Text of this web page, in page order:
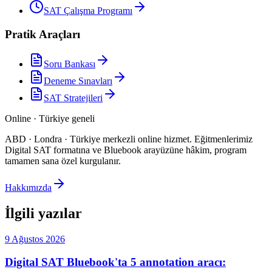
SAT Çalışma Programı
Pratik Araçları
Soru Bankası
Deneme Sınavları
SAT Stratejileri
Online · Türkiye geneli
ABD · Londra · Türkiye merkezli online hizmet. Eğitmenlerimiz
Digital SAT formatına ve Bluebook arayüzüne hâkim, program
tamamen sana özel kurgulanır.
Hakkımızda
İlgili yazılar
9 Ağustos 2026
Digital SAT Bluebook'ta 5 annotation aracı: